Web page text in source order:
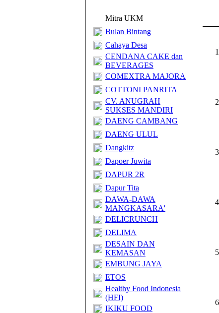
Mitra UKM
Bulan Bintang
Cahaya Desa
CENDANA CAKE dan
BEVERAGES
COMEXTRA MAJORA
COTTONI PANRITA
CV. ANUGRAH
SUKSES MANDIRI
DAENG CAMBANG
DAENG ULUL
Dangkitz
Dapoer Juwita
DAPUR 2R
Dapur Tita
DAWA-DAWA
MANGKASARA'
DELICRUNCH
DELIMA
DESAIN DAN
KEMASAN
EMBUNG JAYA
ETOS
Healthy Food Indonesia
(HFI)
IKIKU FOOD